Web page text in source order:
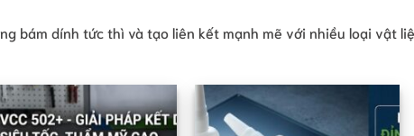
bám dính tức thì và tạo liên kết mạnh mẽ với nhiều loại vật